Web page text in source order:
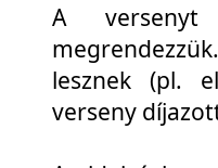
A versenyt
lesznek (pl.
verseny